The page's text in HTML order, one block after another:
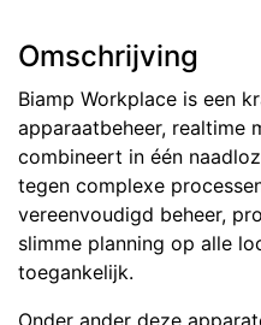
Omschrijving
Biamp Workplace is een
apparaatbeheer, realtime
combineert in één
tegen complexe
vereenvoudigd beheer,
slimme planning op alle
toegankelijk.
Onder ander deze